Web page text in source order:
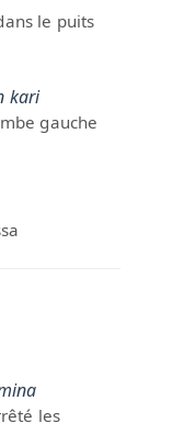
le puits
kari
gauche
les